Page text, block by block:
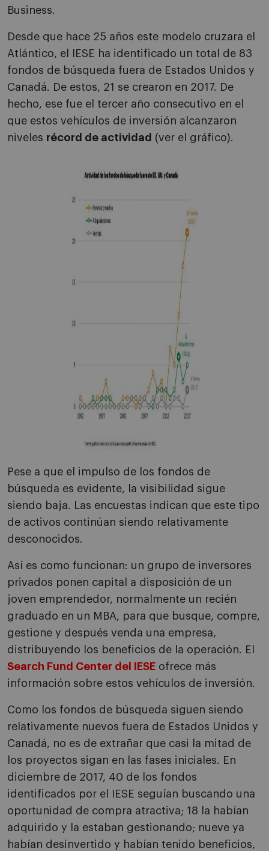
Business.
Desde que hace 25 años este modelo cruzara el
Atlántico, el IESE ha identificado un total de 83
fondos de búsqueda fuera de Estados Unidos y
Canadá. De estos, 21 se crearon en 2017. De
hecho, ese fue el tercer año consecutivo en el
que estos vehículos de inversión alcanzaron
niveles récord de actividad (ver el gráfico).
Pese a que el impulso de los fondos de
búsqueda es evidente, la visibilidad sigue
siendo baja. Las encuestas indican que este tipo
de activos continúan siendo relativamente
desconocidos.
Así es como funcionan: un grupo de inversores
privados ponen capital a disposición de un
joven emprendedor, normalmente un recién
graduado en un MBA, para que busque, compre,
gestione y después venda una empresa,
distribuyendo los beneficios de la operación. El
Search Fund Center del IESE ofrece más
información sobre estos vehículos de inversión.
Como los fondos de búsqueda siguen siendo
relativamente nuevos fuera de Estados Unidos y
Canadá, no es de extrañar que casi la mitad de
los proyectos sigan en las fases iniciales. En
diciembre de 2017, 40 de los fondos
identificados por el IESE seguían buscando una
oportunidad de compra atractiva; 18 la habían
adquirido y la estaban gestionando; nueve ya
habían desinvertido y habían tenido beneficios,